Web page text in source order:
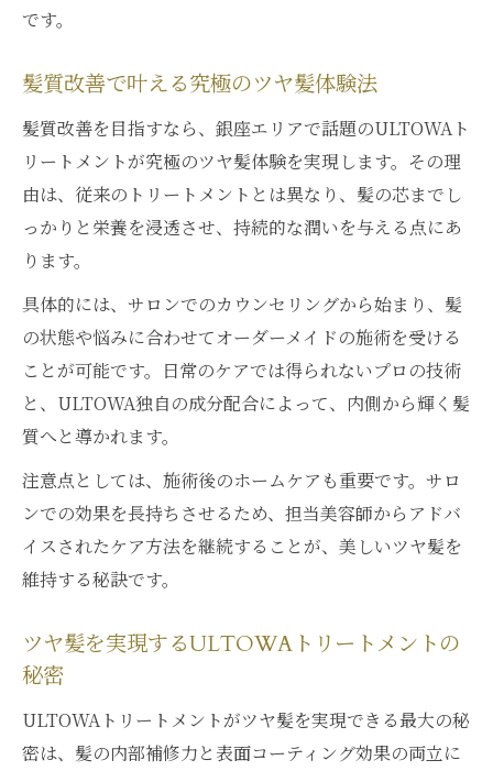
です。
髪質改善で叶える究極のツヤ髪体験法
髪質改善を目指すなら、銀座エリアで話題のULTOWAト
リートメントが究極のツヤ髪体験を実現します。その理
由は、従来のトリートメントとは異なり、髪の芯までし
っかりと栄養を浸透させ、持続的な潤いを与える点にあ
ります。
具体的には、サロンでのカウンセリングから始まり、髪
の状態や悩みに合わせてオーダーメイドの施術を受ける
ことが可能です。日常のケアでは得られないプロの技術
と、ULTOWA独自の成分配合によって、内側から輝く髪
質へと導かれます。
注意点としては、施術後のホームケアも重要です。サロ
ンでの効果を長持ちさせるため、担当美容師からアドバ
イスされたケア方法を継続することが、美しいツヤ髪を
維持する秘訣です。
ツヤ髪を実現するULTOWAトリートメントの
秘密
ULTOWAトリートメントがツヤ髪を実現できる最大の秘
密は、髪の内部補修力と表面コーティング効果の両立に